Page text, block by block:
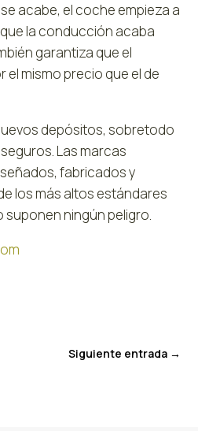
acabe, el coche empieza a
la conducción acaba
garantiza que el
mismo precio que el de
depósitos, sobretodo
Las marcas
fabricados y
los más altos estándares
suponen ningún peligro.
Siguiente entrada→